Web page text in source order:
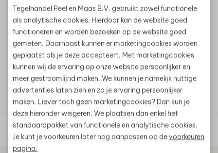
Toepassing Terras
Materiaal
Hoogwaardig kunststof
HDPE
Artikelnummer 900532
Direct prijs aanvragen
Gerelateerde producten
Tegelhandel Peel en Maas B.V. gebruikt zowel functionele
als analytische cookies. Hierdoor kan de website goed
functioneren en worden bezoeken op de website goed
gemeten. Daarnaast kunnen er marketingcookies worden
geplaatst als je deze accepteert. Met marketingcookies
kunnen wij de ervaring op onze website persoonlijker en
meer gestroomlijnd maken. We kunnen je namelijk nuttige
advertenties laten zien en zo je ervaring persoonlijker
maken. Liever toch geen marketingcookies? Dan kun je
deze hieronder weigeren. We plaatsen dan enkel het
standaardpakket van functionele en analytische cookies.
Je kunt je voorkeuren later nog aanpassen op devoorkeuren
pagina.